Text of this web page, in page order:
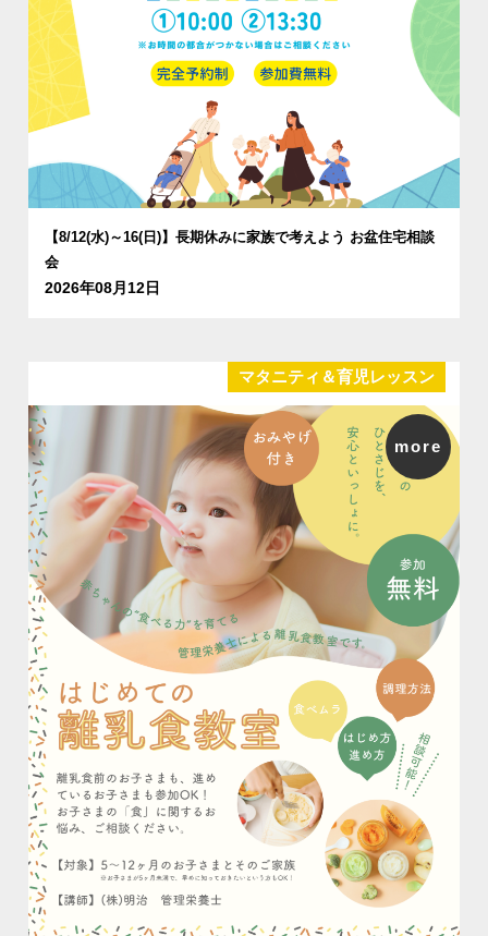
【8/12(水)～16(日)】長期休みに家族で考えよう お盆住宅相談
会
2026年08月12日
マタニティ＆育児レッスン
more